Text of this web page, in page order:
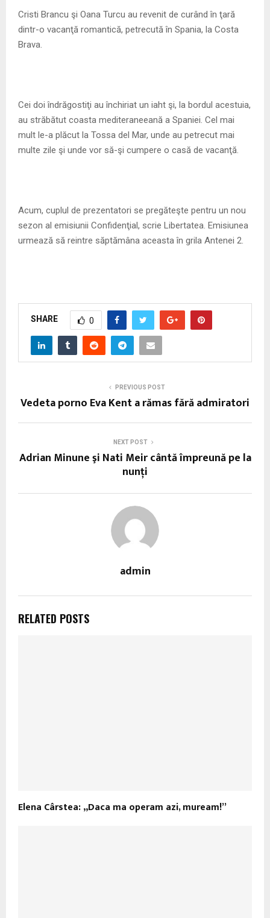
E
U
Cristi Brancu şi Oana Turcu au revenit de curând în ţară
dintr-o vacanţă romantică, petrecută în Spania, la Costa
Brava.
Cei doi îndrăgostiţi au închiriat un iaht şi, la bordul acestuia,
au străbătut coasta mediteraneeană a Spaniei. Cel mai
mult le-a plăcut la Tossa del Mar, unde au petrecut mai
multe zile şi unde vor să-şi cumpere o casă de vacanţă.
Acum, cuplul de prezentatori se pregăteşte pentru un nou
sezon al emisiunii Confidenţial, scrie Libertatea. Emisiunea
urmează să reintre săptămâna aceasta în grila Antenei 2.
SHARE 0
PREVIOUS POST
Vedeta porno Eva Kent a rămas fără admiratori
NEXT POST
Adrian Minune şi Nati Meir cântă împreună pe la
nunţi
admin
RELATED POSTS
Elena Cârstea: „Daca ma operam azi, muream!”